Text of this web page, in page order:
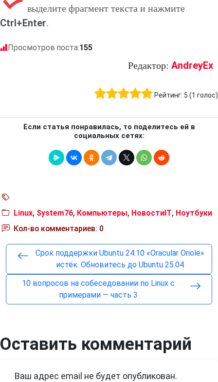
выделите фрагмент текста и нажмите
Ctrl+Enter.
Просмотров поста:155
Редактор: AndreyEx
Рейтинг: 5 (1 голос)
Если статья понравилась, то поделитесь ей в
социальных сетях:
Linux, System76, Компьютеры, НовостиIT, Ноутбуки
Кол-во комментариев: 0
Срок поддержки Ubuntu 24.10 «Oracular Oriole»
истёк. Обновитесь до Ubuntu 25.04
10 вопросов на собеседовании по Linux с
примерами — часть 3
Оставить комментарий
Ваш адрес email не будет опубликован.